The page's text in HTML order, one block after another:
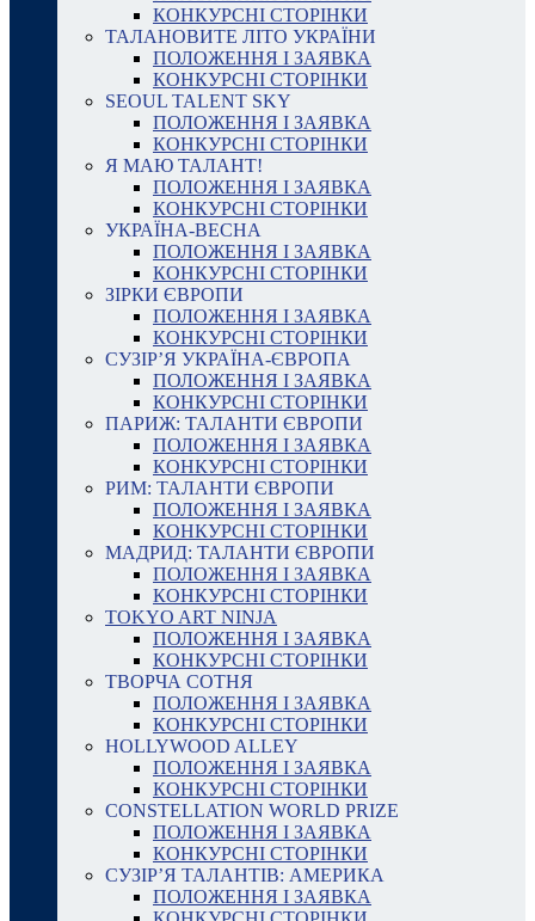
КОНКУРСНІ СТОРІНКИ
ТАЛАНОВИТЕ ЛІТО УКРАЇНИ
ПОЛОЖЕННЯ І ЗАЯВКА
КОНКУРСНІ СТОРІНКИ
SEOUL TALENT SKY
ПОЛОЖЕННЯ І ЗАЯВКА
КОНКУРСНІ СТОРІНКИ
Я МАЮ ТАЛАНТ!
ПОЛОЖЕННЯ І ЗАЯВКА
КОНКУРСНІ СТОРІНКИ
УКРАЇНА-ВЕСНА
ПОЛОЖЕННЯ І ЗАЯВКА
КОНКУРСНІ СТОРІНКИ
ЗІРКИ ЄВРОПИ
ПОЛОЖЕННЯ І ЗАЯВКА
КОНКУРСНІ СТОРІНКИ
СУЗІР’Я УКРАЇНА-ЄВРОПА
ПОЛОЖЕННЯ І ЗАЯВКА
КОНКУРСНІ СТОРІНКИ
ПАРИЖ: ТАЛАНТИ ЄВРОПИ
ПОЛОЖЕННЯ І ЗАЯВКА
КОНКУРСНІ СТОРІНКИ
РИМ: ТАЛАНТИ ЄВРОПИ
ПОЛОЖЕННЯ І ЗАЯВКА
КОНКУРСНІ СТОРІНКИ
МАДРИД: ТАЛАНТИ ЄВРОПИ
ПОЛОЖЕННЯ І ЗАЯВКА
КОНКУРСНІ СТОРІНКИ
TOKYO ART NINJA
ПОЛОЖЕННЯ І ЗАЯВКА
КОНКУРСНІ СТОРІНКИ
ТВОРЧА СОТНЯ
ПОЛОЖЕННЯ І ЗАЯВКА
КОНКУРСНІ СТОРІНКИ
HOLLYWOOD ALLEY
ПОЛОЖЕННЯ І ЗАЯВКА
КОНКУРСНІ СТОРІНКИ
CONSTELLATION WORLD PRIZE
ПОЛОЖЕННЯ І ЗАЯВКА
КОНКУРСНІ СТОРІНКИ
СУЗІР’Я ТАЛАНТІВ: АМЕРИКА
ПОЛОЖЕННЯ І ЗАЯВКА